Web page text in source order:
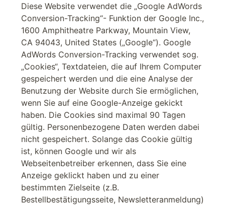
Diese Website verwendet die „Google AdWords
Conversion-Tracking“- Funktion der Google Inc.,
1600 Amphitheatre Parkway, Mountain View,
CA 94043, United States („Google“). Google
AdWords Conversion-Tracking verwendet sog.
„Cookies“, Textdateien, die auf Ihrem Computer
gespeichert werden und die eine Analyse der
Benutzung der Website durch Sie ermöglichen,
wenn Sie auf eine Google-Anzeige gekickt
haben. Die Cookies sind maximal 90 Tagen
gültig. Personenbezogene Daten werden dabei
nicht gespeichert. Solange das Cookie gültig
ist, können Google und wir als
Webseitenbetreiber erkennen, dass Sie eine
Anzeige geklickt haben und zu einer
bestimmten Zielseite (z.B.
Bestellbestätigungsseite, Newsletteranmeldung)